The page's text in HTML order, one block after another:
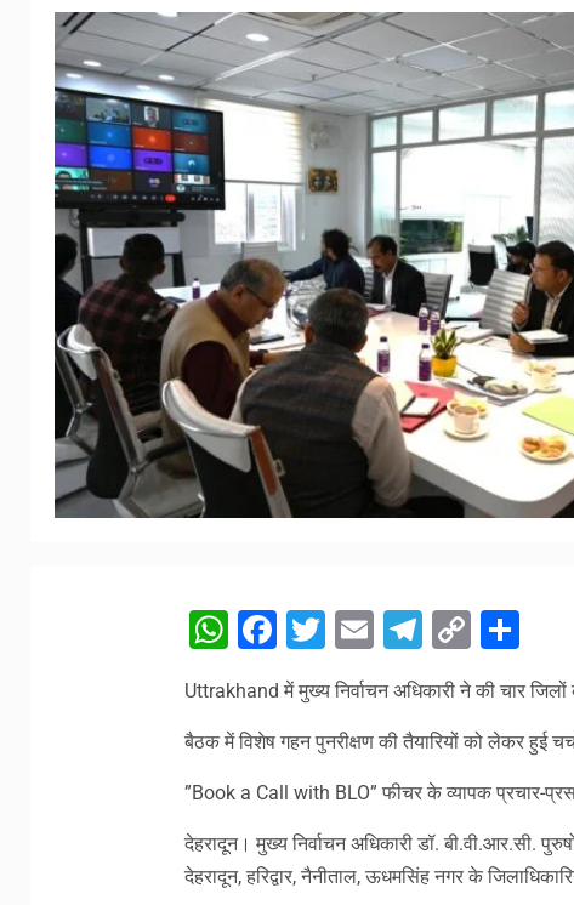
WhatsApp
Facebook
Twitter
EmailTelegram
Copy
Link
Uttrakhand में मुख्य निर्वाचन अधिकारी ने की चार जिलों
बैठक में विशेष गहन पुनरीक्षण की तैयारियों को लेकर हुई
”Book a Call with BLO” फीचर के व्यापक प्रचार-
देहरादून। मुख्य निर्वाचन अधिकारी डॉ. बी.वी.आर.सी.
देहरादून, हरिद्वार, नैनीताल, ऊधमसिंह नगर के